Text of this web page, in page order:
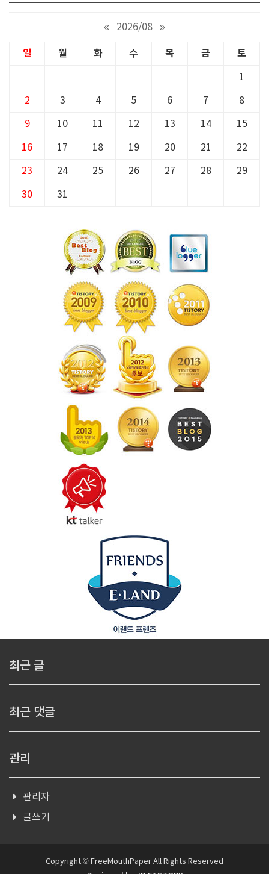
« 2026/08 »
일 월 화 수 목 금 토
1
2 3 4 5 6 7 8
9 10 11 12 13 14 15
16 17 18 19 20 21 22
23 24 25 26 27 28 29
30 31
최근 글
최근 댓글
관리
관리자
글쓰기
Copyright © FreeMouthPaper All Rights Reserved